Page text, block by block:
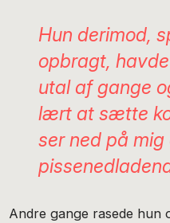
Hun derimod,
opbragt,
utal af gange
lært at sætte
ser ned på mig
Andre gange rasede hun